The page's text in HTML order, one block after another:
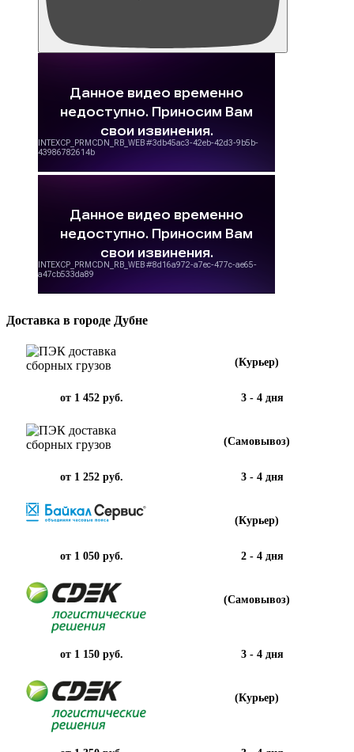
Доставка в городе Дубне
(Курьер)
от 1 452 руб. 3 - 4 дня
(Самовывоз)
от 1 252 руб. 3 - 4 дня
(Курьер)
от 1 050 руб. 2 - 4 дня
(Самовывоз)
от 1 150 руб. 3 - 4 дня
(Курьер)